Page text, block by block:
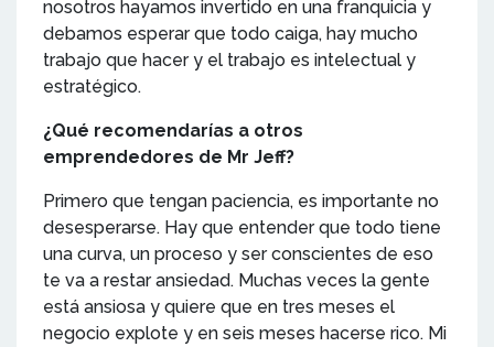
nosotros hayamos invertido en una franquicia y
debamos esperar que todo caiga, hay mucho
trabajo que hacer y el trabajo es intelectual y
estratégico.
¿Qué recomendarías a otros
emprendedores de Mr Jeff?
Primero que tengan paciencia, es importante no
desesperarse. Hay que entender que todo tiene
una curva, un proceso y ser conscientes de eso
te va a restar ansiedad. Muchas veces la gente
está ansiosa y quiere que en tres meses el
negocio explote y en seis meses hacerse rico. Mi